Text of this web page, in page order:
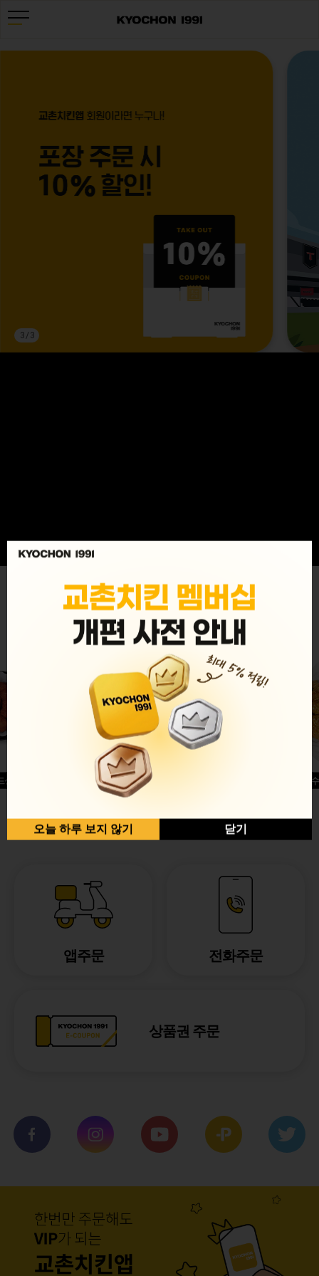
3/ 3
MENU
글윙
반반순살[레드+허니]
허니옥
앱주문 전화주문
상품권 주문
오늘 하루 보지 않기 닫기